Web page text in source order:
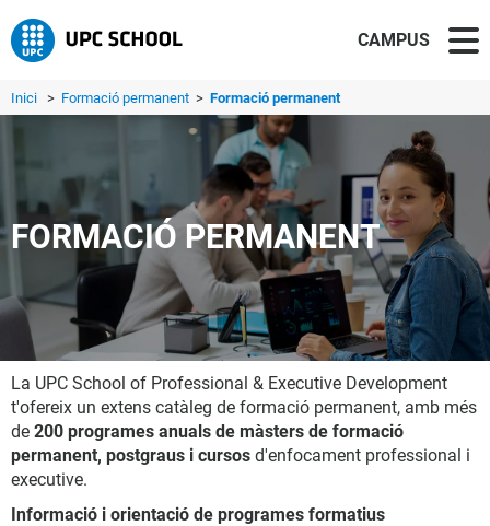
CAMPUS
Inici > Formació permanent > Formació permanent
FORMACIÓ PERMANENT
La UPC School of Professional & Executive Development
t'ofereix un extens catàleg de formació permanent, amb més
de 200 programes anuals de màsters de formació
permanent, postgraus i cursos d'enfocament professional i
executive.
Informació i orientació de programes formatius